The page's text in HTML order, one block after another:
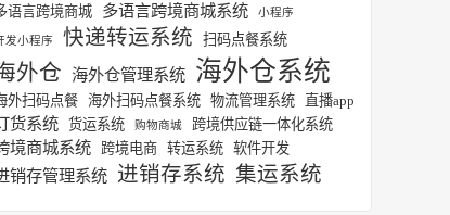
语言跨境商城
多语言跨境商城系统 小程序
发小程序 快递转运系统 扫码点餐系统
外仓 海外仓管理系统 海外仓系统
外扫码点餐 海外扫码点餐系统 物流管理系统 直播app
货系统 货运系统 购物商城 跨境供应链一体化系统
境商城系统 跨境电商 转运系统 软件开发
销存管理系统 进销存系统 集运系统